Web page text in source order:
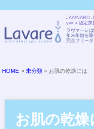
JAA/NARD
yuica 認定加
ラヴァーレ
年末年始を
完全フリー
HOME »未分類 » お肌の乾燥には
お肌の乾燥